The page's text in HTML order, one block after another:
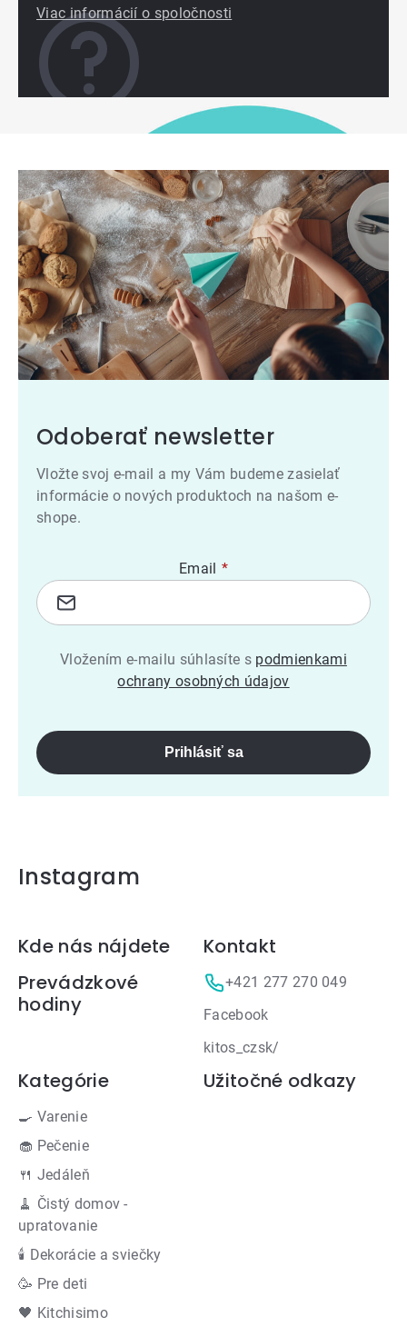
Viac informácií o spoločnosti
Odoberať newsletter
Vložte svoj e-mail a my Vám budeme zasielať
informácie o nových produktoch na našom e-
shope.
Email
Vložením e-mailu súhlasíte s podmienkami
ochrany osobných údajov
Prihlásiť sa
Instagram
Zápätie
Kde nás nájdete
Prevádzkové
hodiny
Kontakt
+421 277 270 049
Facebook
kitos_czsk/
Kategórie
🍳 Varenie
🧁 Pečenie
🍴 Jedáleň
🧹 Čistý domov -
upratovanie
🕯 Dekorácie a sviečky
🥳 Pre deti
🖤 Kitchisimo
Užitočné odkazy